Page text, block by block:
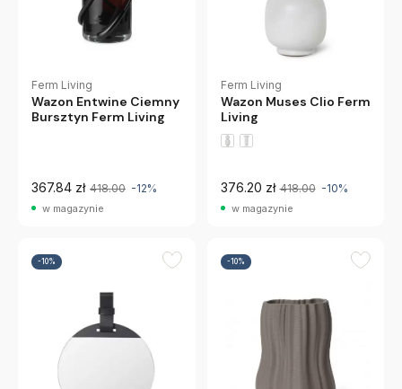
Ferm Living
Wazon Entwine Ciemny
Bursztyn Ferm Living
367.84 zł 418.00 -12%
w magazynie
Ferm Living
Wazon Muses Clio Ferm
Living
376.20 zł 418.00 -10%
w magazynie
-10% -10%